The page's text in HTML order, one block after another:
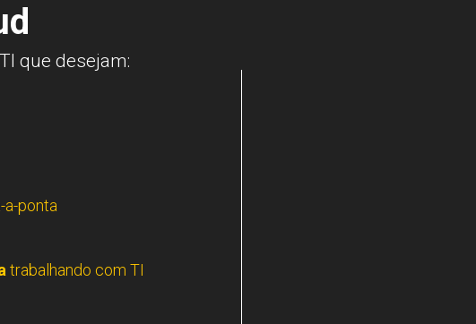
que desejam:
a-ponta
trabalhando com TI